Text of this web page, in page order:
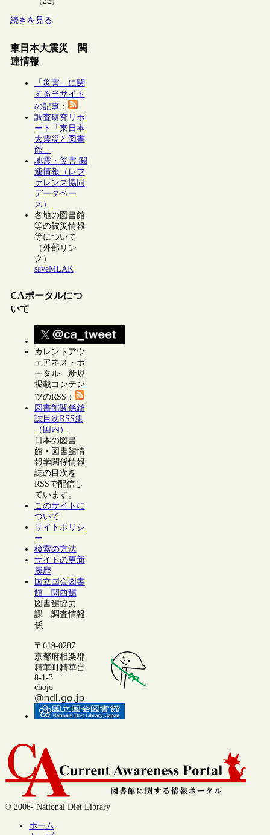
続きを見る
東日本大震災 関
連情報
「災害」に関
する当サイト
の記事：
調査研究リポ
ート「東日本
大震災と図書
館」
地震・災害 関
連情報（レフ
ァレンス協同
データベー
ス）
各地の図書館
等の被災情報
等について
（外部リン
ク）
saveMLAK
CAポータルにつ
いて
カレントアウ
ェアネス・ポ
ータル 新規
掲載コンテン
ツのRSS：
図書館関係雑
誌目次RSS集
（国内）
日本の図書
館・図書館情
報学関係情報
誌の目次を
RSSで配信し
ています。
このサイトに
ついて
サイトポリシ
ー
検索の方法
サイトの更新
履歴
国立国会図書
館 関西館
図書館協力
課 調査情報
係
〒619-0287
京都府相楽郡
精華町精華台
8-1-3
chojo
© 2006- National Diet Library
ホーム